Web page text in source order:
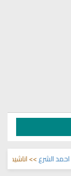
>> اناشيد ابراهيم